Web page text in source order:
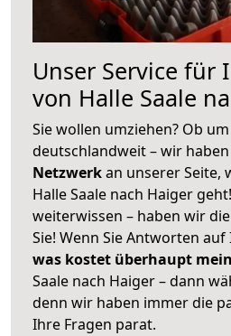
Unser Service für
von Halle Saale
Sie wollen umziehen? Ob
deutschlandweit – wir haben
Netzwerkan unserer Seite,
Halle Saale nach Haiger
weiterwissen – haben wir
Sie! Wenn Sie Antworten
was kostet überhaupt
Saale nach Haiger – dann
denn wir haben immer die
Ihre Fragen parat.